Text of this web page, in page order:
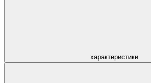
характеристики